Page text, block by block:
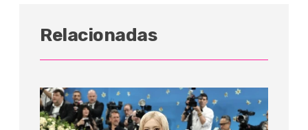
Relacionadas